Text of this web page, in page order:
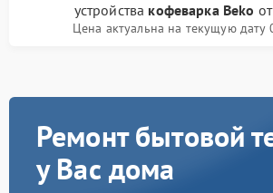
устройства кофеварка Beko
Цена актуальна на текущую дату
Ремонт бытовой
у Вас дома